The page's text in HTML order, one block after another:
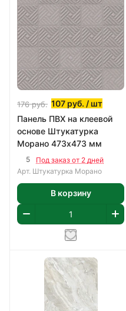
176руб. 107 руб. / шт
Панель ПВХ на клеевой
основе Штукатурка
Морано 473х473 мм
5
Под заказ от 2 дней
Арт. Штукатурка Морано
В корзину